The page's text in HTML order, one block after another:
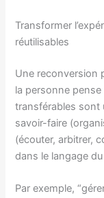
Transformer
réutilisables
Une reconversion
la personne
transférables sont
savoir-faire
(écouter, arbitrer,
dans le langage
Par exemple,